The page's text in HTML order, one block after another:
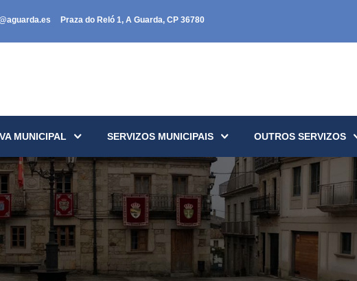
Praza do Reló 1, A Guarda, CP 36780
MUNICIPAL SERVIZOS MUNICIPAIS OUTROS SERVIZOS